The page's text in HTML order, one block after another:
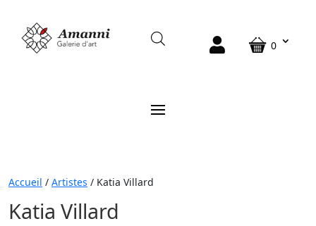
0
Accueil / Artistes / Katia Villard
Katia Villard